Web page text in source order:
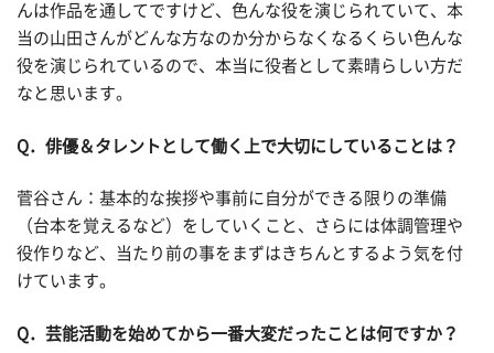
んは作品を通してですけど、色んな役を演じられていて、本
当の山田さんがどんな方なのか分からなくなるくらい色んな
役を演じられているので、本当に役者として素晴らしい方だ
なと思います。
Q ．俳優＆タレントとして働く上で大切にしていることは？
菅谷さん：基本的な挨拶や事前に自分ができる限りの準備
（台本を覚えるなど）をしていくこと、さらには体調管理や
役作りなど、当たり前の事をまずはきちんとするよう気を付
けています。
Q ．芸能活動を始めてから一番大変だったことは何ですか？